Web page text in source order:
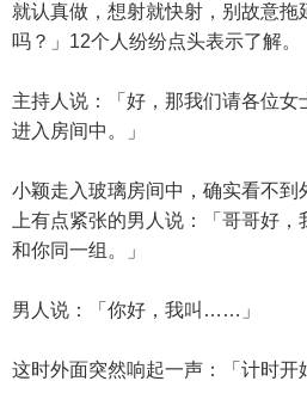
就认真做，想射就快射，别故意拖
吗？」12个人纷纷点头表示了解。
主持人说：「好，那我们请各位
进入房间中。」
小颖走入玻璃房间中，确实看不到
上有点紧张的男人说：「哥哥好
和你同一组。」
男人说：「你好，我叫……」
这时外面突然响起一声：「计时开